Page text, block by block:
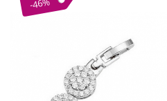
Tiare
Bijuterii Copii
Bijuterii Mirese
-46%